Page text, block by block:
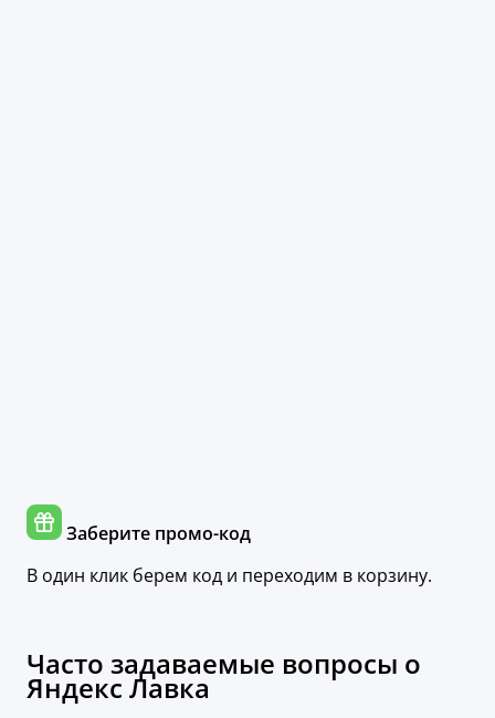
Заберите промо-код
В один клик берем код и переходим в корзину.
Часто задаваемые вопросы о
Яндекс Лавка